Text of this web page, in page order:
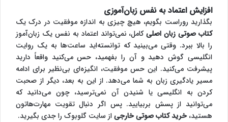
افزایش اعتماد به نفس زبان‌آموزی
بگذارید روراست بگویم، هیچ چیزی به اندازه موفقیت در درک یک
کتاب صوتی زبان اصلیکامل، نمی‌تواند اعتماد به نفس یک زبان‌آموز
را بالا ببرد. وقتی می‌بینید که توانسته‌اید ساعت‌ها به یک روایت
انگلیسی گوش دهید و آن را بفهمید، حس می‌کنید واقعاً دارید
پیشرفت می‌کنید. این حس موفقیت، انگیزه‌ای بی‌نظیر برای ادامه
مسیر یادگیری زبان به شما می‌دهد. از این به بعد، دیگر از صحبت
کردن به انگلیسی یا شنیدن آن نمی‌ترسید، چون می‌دانید که
می‌توانید از پسش بربیایید. پس اگر دنبال تقویت مهارت‌هاتون
هستید، خرید کتاب صوتی خارجیاز سایت گلوبوک را جدی بگیرید.